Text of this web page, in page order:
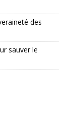
des
sauver le